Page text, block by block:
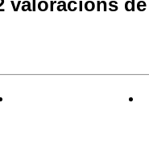
valoracions